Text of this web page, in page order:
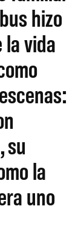
hizo
vida
su
la
uno